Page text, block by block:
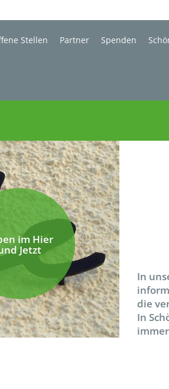
Stellen Partner Spenden
im Hier
Jetzt
In
die
In